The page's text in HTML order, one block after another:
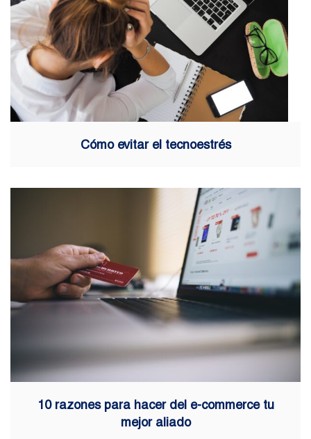
Cómo evitar el tecnoestrés
10 razones para hacer del e-commerce tu
mejor aliado